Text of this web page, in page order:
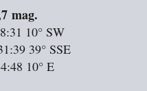
mag.
10° SW
39° SSE
10° E